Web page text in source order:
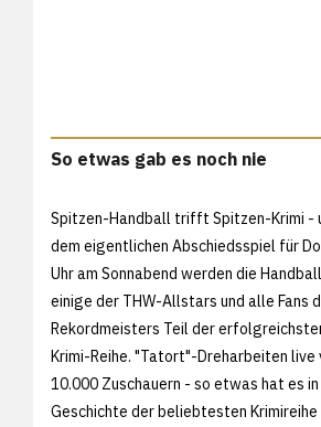
So etwas gab es noch nie
Spitzen-Handball trifft Spitzen-Krimi -
dem eigentlichen Abschiedsspiel für
Uhr am Sonnabend werden die
einige der THW-Allstars und alle Fans
Rekordmeisters Teil der
Krimi-Reihe. "Tatort"-Dreharbeiten live
10.000 Zuschauern - so etwas hat es
Geschichte der beliebtesten Krimireihe